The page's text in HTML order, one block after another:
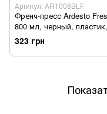
Артикул: AR1008BLF
Френч-пресс Ardesto
800 мл, черный, пластик,
стекло AR1008BLF - Уцінка
323 грн